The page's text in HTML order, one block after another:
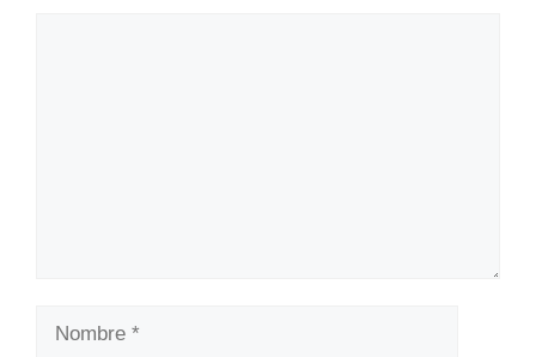
Nombre